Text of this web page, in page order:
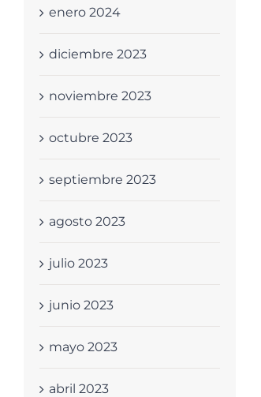
enero 2024
diciembre 2023
noviembre 2023
octubre 2023
septiembre 2023
agosto 2023
julio 2023
junio 2023
mayo 2023
abril 2023